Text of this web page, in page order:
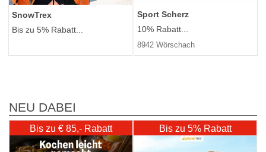
SnowTrex
Bis zu 5% Rabatt...
Sport Scherz
10% Rabatt...
8942 Wörschach
NEU DABEI
Bis zu € 85,- Rabatt Bis zu 5% Rabatt